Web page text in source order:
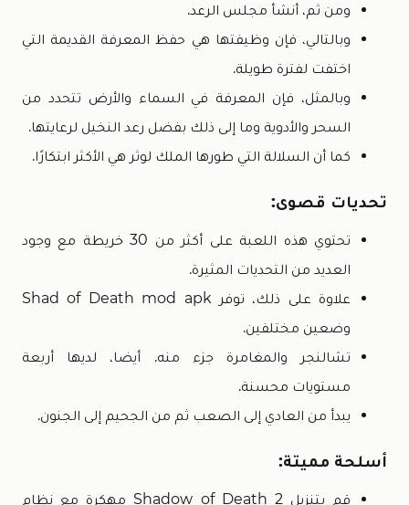
ومن ثم، أنشأ مجلس الرعد.
وبالتالي، فإن وظيفتها هي حفظ المعرفة القديمة التي
اختفت لفترة طويلة.
وبالمثل، فإن المعرفة في السماء والأرض تتحدد من
السحر والأدوية وما إلى ذلك بفضل رعد النخيل لرعايتها.
كما أن السلالة التي طورها الملك لوثر هي الأكثر ابتكارًا.
تحديات قصوى:
تحتوي هذه اللعبة على أكثر من 30 خريطة مع وجود
العديد من التحديات المثيرة.
علاوة على ذلك، توفر Shad of Death mod apk
وضعين مختلفين.
تشالنجر والمغامرة جزء منه. أيضا، لديها أربعة
مستويات محسنة.
يبدأ من العادي إلى الصعب ثم من الجحيم إلى الجنون.
أسلحة مميتة:
قم بتنزيل Shadow of Death 2 مهكرة مع نظام